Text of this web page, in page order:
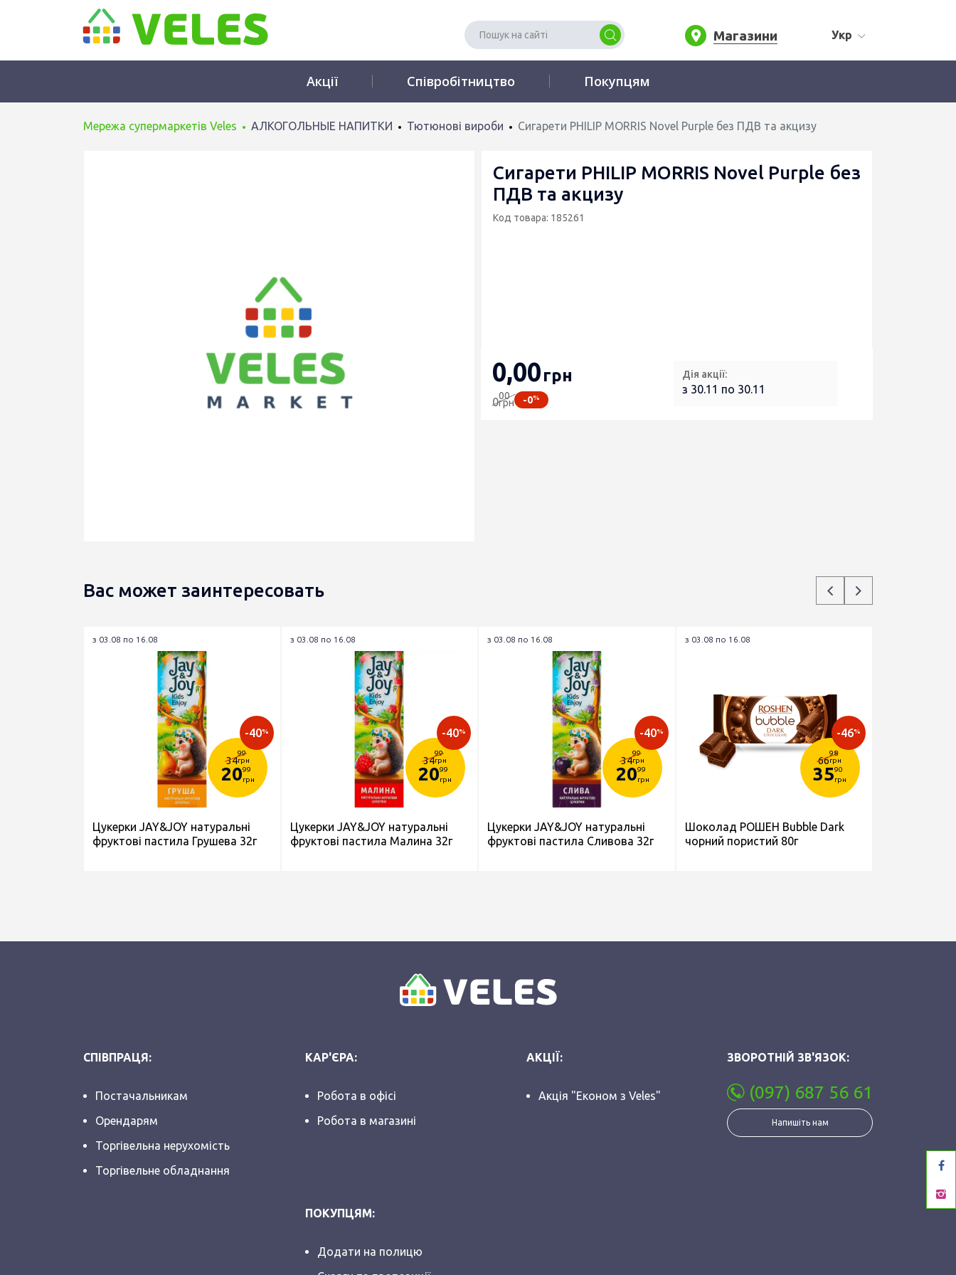
Магазини Укр
Акції Співробітництво Покупцям
Мережа супермаркетів Veles АЛКОГОЛЬНЫЕ НАПИТКИ Тютюнові вироби Сигарети PHILIP MORRIS Novel Purple без ПДВ та акцизу
Сигарети PHILIP MORRIS Novel Purple без
ПДВ та акцизу
Код товара: 185261
0,00грн
000
грн -0%
Дія акції:
з 30.11 по 30.11
Вас может заинтересовать
з 03.08 по 16.08
34
99
грн
2099
грн
-40%
Цукерки JAY&JOY натуральні
фруктові пастила Грушева 32г
з 03.08 по 16.08
34
99
грн
2099
грн
-40%
Цукерки JAY&JOY натуральні
фруктові пастила Малина 32г
з 03.08 по 16.08
34
99
грн
2099
грн
-40%
Цукерки JAY&JOY натуральні
фруктові пастила Сливова 32г
з 03.08 по 16.08
66
98
грн
3590
грн
-46%
Шоколад РОШЕН Bubble Dark
чорний пористий 80г
СПІВПРАЦЯ:
Постачальникам
Орендарям
Торгівельна нерухомість
Торгівельне обладнання
КАР'ЄРА:
Робота в офісі
Робота в магазині
АКЦІЇ:
Акція "Економ з Veles"
ПОКУПЦЯМ:
Додати на полицю
ЗВОРОТНІЙ ЗВ'ЯЗОК:
(097) 687 56 61
Напишіть нам